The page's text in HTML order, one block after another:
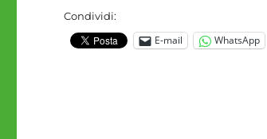
Condividi:
E-mail WhatsApp